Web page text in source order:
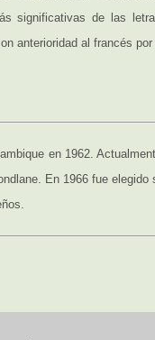
significativas de las
anterioridad al francés
en 1962.
En 1966 fue elegido